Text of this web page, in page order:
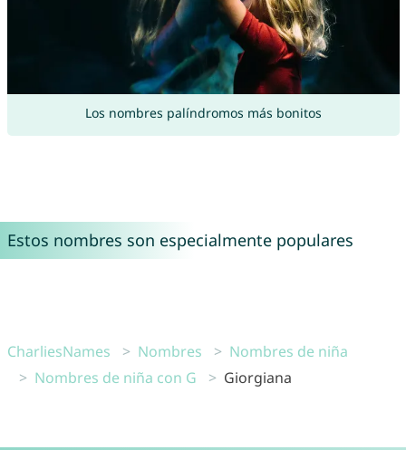
Los nombres palíndromos más bonitos
Estos nombres son especialmente populares
CharliesNames Nombres
Nombres de niña
Nombres de niña con G
Giorgiana